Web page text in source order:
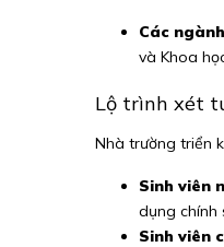
Các
và Khoa
Lộ trình xét
Nhà trường triển
Sinh viên
dụng chính
Sinh viên